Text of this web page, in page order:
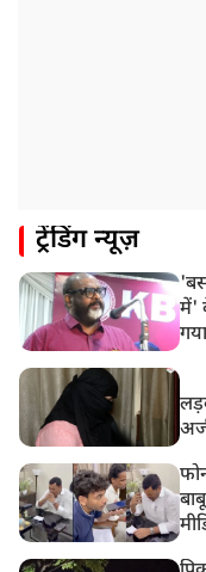
PM मोदी आज IIT
ट्रेंडिंग न्यूज़
में'